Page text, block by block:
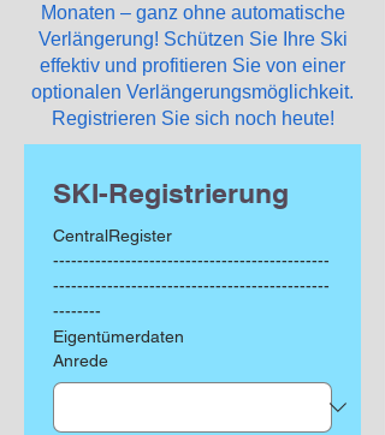
Monaten – ganz ohne automatische
Verlängerung! Schützen Sie Ihre Ski
effektiv und profitieren Sie von einer
optionalen Verlängerungsmöglichkeit.
Registrieren Sie sich noch heute!
SKI-Registrierung
CentralRegister
----------------------------------------------
----------------------------------------------
--------
Eigentümerdaten
Anrede